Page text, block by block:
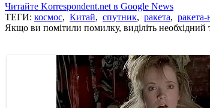
Читайте Korrespondent.net в Google News
ТЕГИ: космос, Китай, спутник, ракета, ракета-
Якщо ви помітили помилку, виділіть